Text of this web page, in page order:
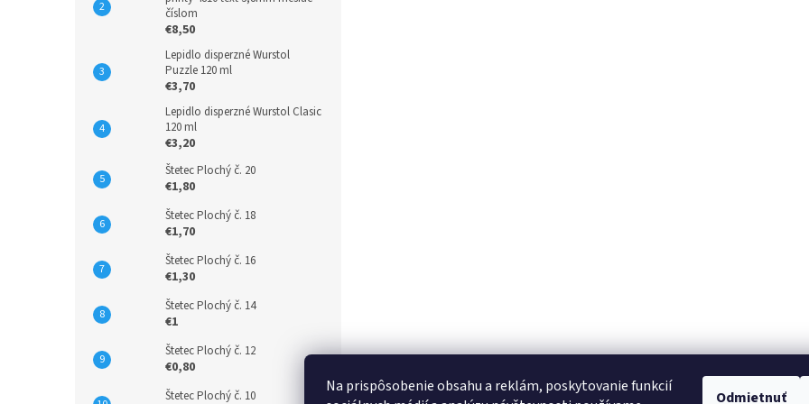
Na prispôsobenie obsahu a reklám, poskytovanie funkcií
Odmietnuť
číslom
€8,50
Lepidlo disperzné Wurstol
Puzzle 120 ml
€3,70
Lepidlo disperzné Wurstol Clasic
120 ml
€3,20
Štetec Plochý č. 20
€1,80
Štetec Plochý č. 18
€1,70
Štetec Plochý č. 16
€1,30
Štetec Plochý č. 14
€1
Štetec Plochý č. 12
€0,80
Štetec Plochý č. 10